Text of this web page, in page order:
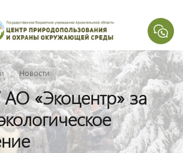
Новости
АО «Экоцентр» за